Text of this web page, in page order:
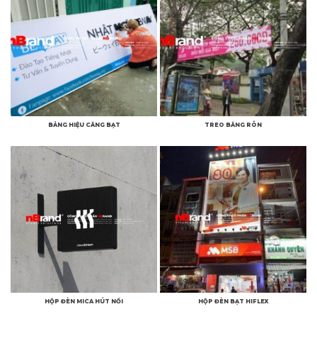
BẢNG HIỆU CĂNG BẠT TREO BĂNG RÔN
HỘP ĐÈN MICA HÚT NỔI HỘP ĐÈN BẠT HIFLEX